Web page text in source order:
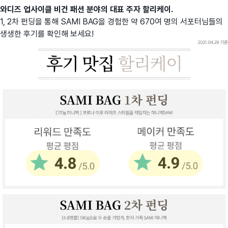
와디즈 업사이클 비건 패션 분야의 대표 주자 할리케이.
1, 2차 펀딩을 통해 SAMI BAG을 경험한 약 670여 명의 서포터님들의
생생한 후기를 확인해 보세요!